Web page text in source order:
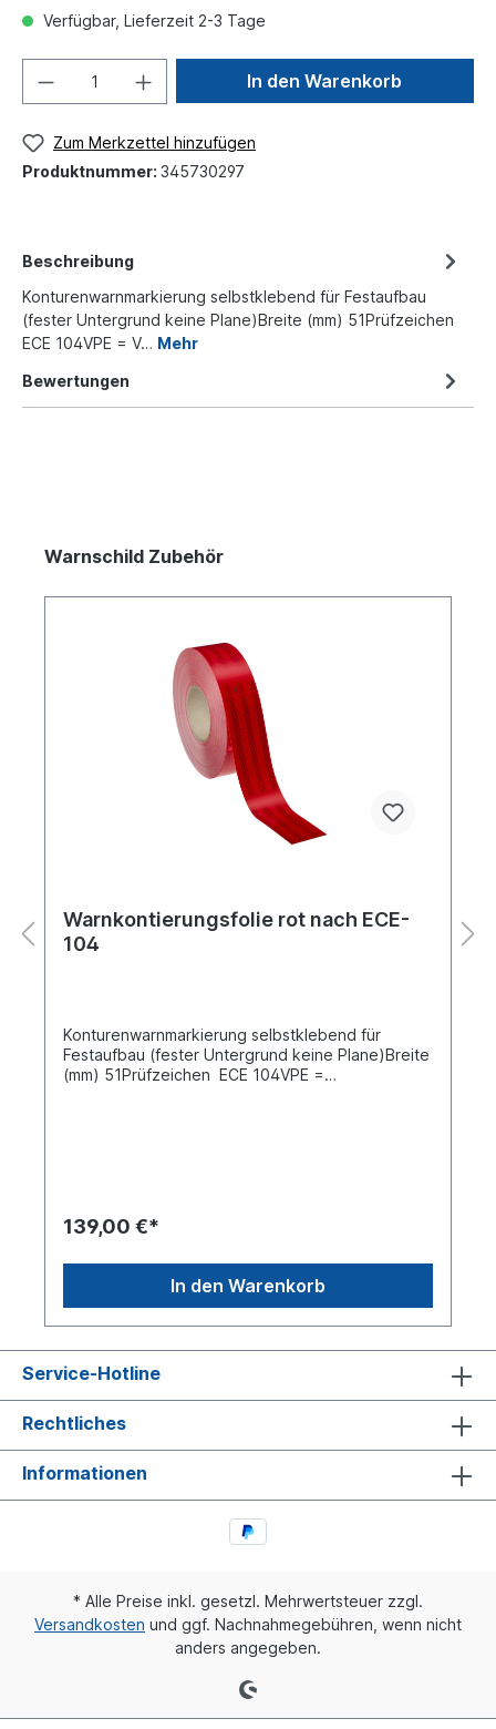
Verfügbar, Lieferzeit 2-3 Tage
In den Warenkorb
Zum Merkzettel hinzufügen
Produktnummer: 345730297
Beschreibung
Konturenwarnmarkierung selbstklebend für Festaufbau
(fester Untergrund keine Plane)Breite (mm) 51Prüfzeichen
ECE 104VPE = V… Mehr
Bewertungen
Warnschild Zubehör
Warnkontierungsfolie rot nach ECE-
104
Konturenwarnmarkierung selbstklebend für
Festaufbau (fester Untergrund keine Plane)Breite
(mm) 51Prüfzeichen ECE 104VPE =
Gesamtgewicht über 7,5 t und Anhänger über 3,5
2,1 m sind. An den Seiten sind weiße oder gelbe
Markierungen vorgeschrieben, sofern das
dem genannten Datum, jedoch nach dem 10. Juli
2011 in Verkehr gekommen sind, müssen
139,00 €*
In den Warenkorb
Service-Hotline
Rechtliches
Informationen
* Alle Preise inkl. gesetzl. Mehrwertsteuer zzgl.
Versandkosten und ggf. Nachnahmegebühren, wenn nicht
anders angegeben.